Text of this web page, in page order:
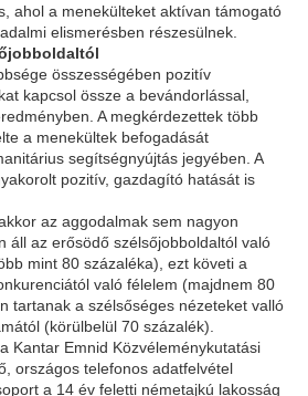
ahol a menekülteket aktívan támogató
elismerésben részesülnek.
összességében pozitív
kapcsol össze a bevándorlással,
A megkérdezettek több
a menekültek befogadását
segítségnyújtás jegyében. A
pozitív, gazdagító hatását is
az aggodalmak sem nagyon
áll az erősödő szélsőjobboldaltól való
mint 80 százaléka), ezt követi a
való félelem (majdnem 80
tartanak a szélsőséges nézeteket valló
(körülbelül 70 százalék).
Kantar Emnid Közvéleménykutatási
országos telefonos adatfelvétel
a 14 év feletti németajkú lakosság